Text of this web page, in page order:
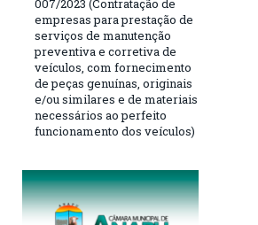
007/2023 (Contratação de
empresas para prestação de
serviços de manutenção
preventiva e corretiva de
veículos, com fornecimento
de peças genuínas, originais
e/ou similares e de materiais
necessários ao perfeito
funcionamento dos veículos)